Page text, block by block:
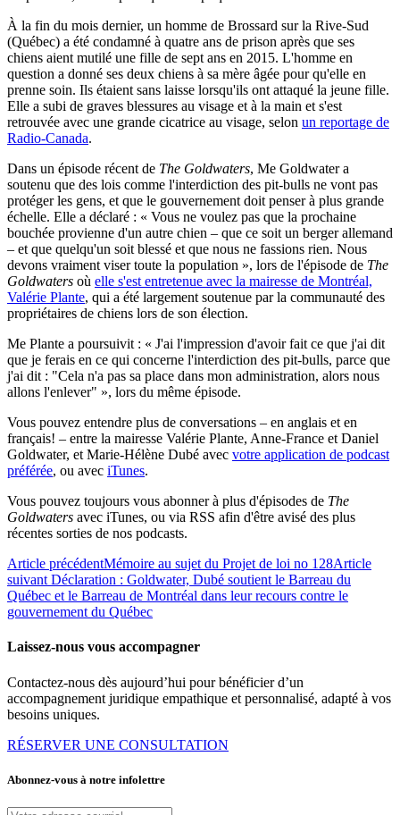
À la fin du mois dernier, un homme de Brossard sur la Rive-Sud
(Québec) a été condamné à quatre ans de prison après que ses
chiens aient mutilé une fille de sept ans en 2015. L'homme en
question a donné ses deux chiens à sa mère âgée pour qu'elle en
prenne soin. Ils étaient sans laisse lorsqu'ils ont attaqué la jeune fille.
Elle a subi de graves blessures au visage et à la main et s'est
retrouvée avec une grande cicatrice au visage, selon un reportage de
Radio-Canada.
Dans un épisode récent de The Goldwaters, Me Goldwater a
soutenu que des lois comme l'interdiction des pit-bulls ne vont pas
protéger les gens, et que le gouvernement doit penser à plus grande
échelle. Elle a déclaré : « Vous ne voulez pas que la prochaine
bouchée provienne d'un autre chien – que ce soit un berger allemand
– et que quelqu'un soit blessé et que nous ne fassions rien. Nous
devons vraiment viser toute la population », lors de l'épisode de The
Goldwaters où elle s'est entretenue avec la mairesse de Montréal,
Valérie Plante, qui a été largement soutenue par la communauté des
propriétaires de chiens lors de son élection.
Me Plante a poursuivit : « J'ai l'impression d'avoir fait ce que j'ai dit
que je ferais en ce qui concerne l'interdiction des pit-bulls, parce que
j'ai dit : "Cela n'a pas sa place dans mon administration, alors nous
allons l'enlever" », lors du même épisode.
Vous pouvez entendre plus de conversations – en anglais et en
français! – entre la mairesse Valérie Plante, Anne-France et Daniel
Goldwater, et Marie-Hélène Dubé avec votre application de podcast
préférée, ou avec iTunes.
Vous pouvez toujours vous abonner à plus d'épisodes de The
Goldwaters avec iTunes, ou via RSS afin d'être avisé des plus
récentes sorties de nos podcasts.
Article précédentMémoire au sujet du Projet de loi no 128Article
suivant Déclaration : Goldwater, Dubé soutient le Barreau du
Québec et le Barreau de Montréal dans leur recours contre le
gouvernement du Québec
Laissez-nous vous accompagner
Contactez-nous dès aujourd’hui pour bénéficier d’un
accompagnement juridique empathique et personnalisé, adapté à vos
besoins uniques.
RÉSERVER UNE CONSULTATION
Abonnez-vous à notre infolettre